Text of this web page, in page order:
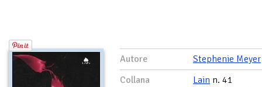
Autore
Stephenie Meyer
Collana
Lain n. 41